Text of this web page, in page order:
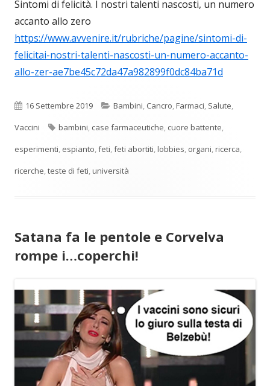
Sintomi di felicità. I nostri talenti nascosti, un numero
accanto allo zero
https://www.avvenire.it/rubriche/pagine/sintomi-di-
felicitai-nostri-talenti-nascosti-un-numero-accanto-
allo-zer-ae7be45c72da47a982899f0dc84ba71d
Pubblicato
16 Settembre 2019 Categorie
Bambini, Cancro,Farmaci, Salute,
Vaccini
Tag
bambini, case farmaceutiche, cuore battente,
esperimenti, espianto,feti,feti abortiti,lobbies, organi,ricerca,
ricerche,teste di feti,università
Satana fa le pentole e Corvelva
rompe i…coperchi!